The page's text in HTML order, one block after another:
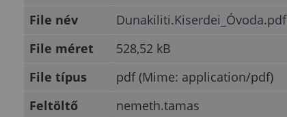
File név
Dunakiliti.Kiserdei_Óvoda.pdf
File méret
528,52 kB
File típus
pdf (Mime: application/pdf)
Feltöltő
nemeth.tamas